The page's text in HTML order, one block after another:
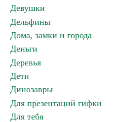
Девушки
Дельфины
Дома, замки и города
Деньги
Деревья
Дети
Динозавры
Для презентаций гифки
Для тебя